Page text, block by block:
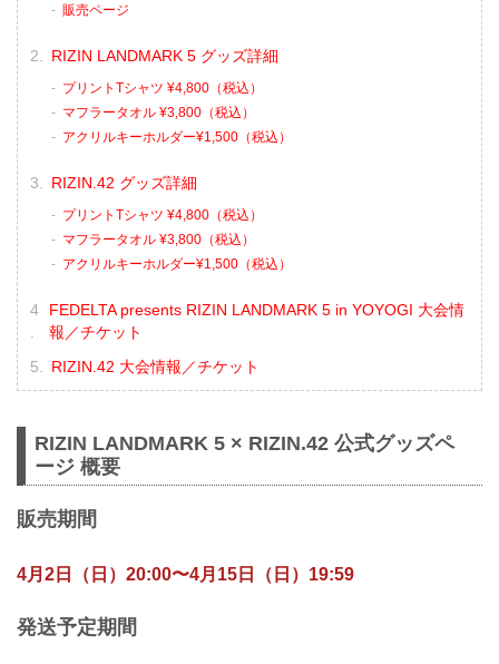
販売ページ
RIZIN LANDMARK 5 グッズ詳細
プリントTシャツ ¥4,800（税込）
マフラータオル ¥3,800（税込）
アクリルキーホルダー¥1,500（税込）
RIZIN.42 グッズ詳細
プリントTシャツ ¥4,800（税込）
マフラータオル ¥3,800（税込）
アクリルキーホルダー¥1,500（税込）
FEDELTA presents RIZIN LANDMARK 5 in YOYOGI 大会情
報／チケット
RIZIN.42 大会情報／チケット
RIZIN LANDMARK 5 × RIZIN.42 公式グッズペ
ージ 概要
販売期間
4月2日（日）20:00〜4月15日（日）19:59
発送予定期間